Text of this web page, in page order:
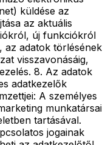
küldése az
az aktuális
új funkciókról
az adatok törlésének
visszavonásáig,
8. Az adatok
adatkezelők
A személyes
munkatársai
tartásával.
jogainak